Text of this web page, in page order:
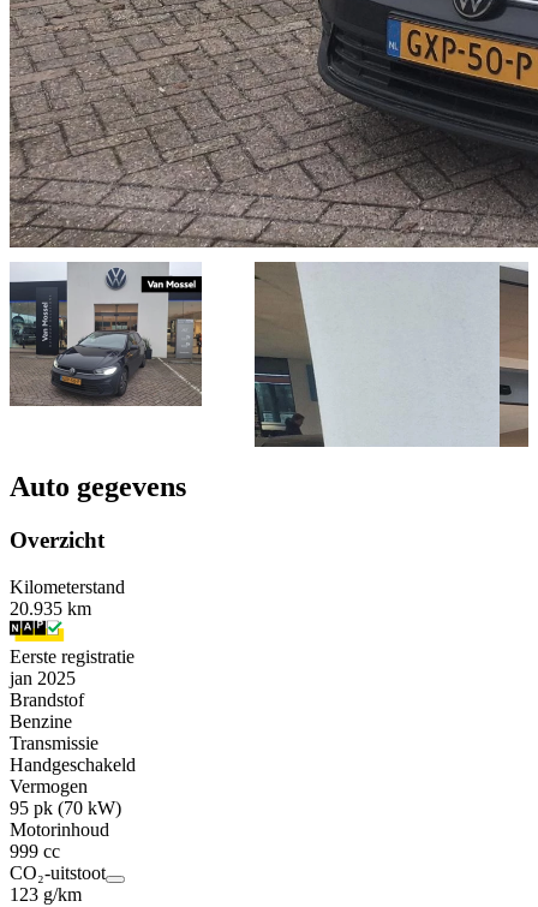
Auto gegevens
Overzicht
Kilometerstand
20.935 km
Eerste registratie
jan 2025
Brandstof
Benzine
Transmissie
Handgeschakeld
Vermogen
95 pk (70 kW)
Motorinhoud
999 cc
CO₂-uitstoot
123 g/km